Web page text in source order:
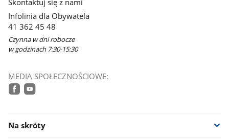
nowym
oknie
Infolinia dla Obywatela
41 362 45 48
Czynna w dni robocze
w godzinach 7:30-15:30
MEDIA SPOŁECZNOŚCIOWE:
Na skróty